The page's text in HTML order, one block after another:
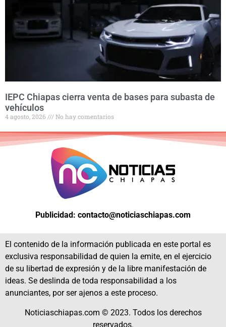
IEPC Chiapas cierra venta de bases para subasta de
vehículos
4 agosto, 2026 No hay comentarios
Publicidad: contacto@noticiaschiapas.com
El contenido de la información publicada en este portal es
exclusiva responsabilidad de quien la emite, en el ejercicio
de su libertad de expresión y de la libre manifestación de
ideas. Se deslinda de toda responsabilidad a los
anunciantes, por ser ajenos a este proceso.
Noticiaschiapas.com © 2023. Todos los derechos
reservados.